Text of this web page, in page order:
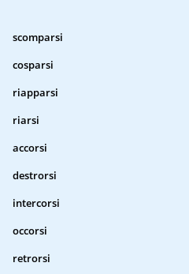
scomparsi
cosparsi
riapparsi
riarsi
accorsi
destrorsi
intercorsi
occorsi
retrorsi